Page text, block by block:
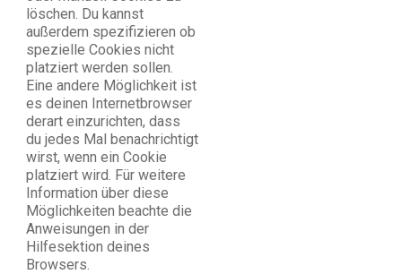
löschen. Du kannst
außerdem spezifizieren ob
spezielle Cookies nicht
platziert werden sollen.
Eine andere Möglichkeit ist
es deinen Internetbrowser
derart einzurichten, dass
du jedes Mal benachrichtigt
wirst, wenn ein Cookie
platziert wird. Für weitere
Information über diese
Möglichkeiten beachte die
Anweisungen in der
Hilfesektion deines
Browsers.